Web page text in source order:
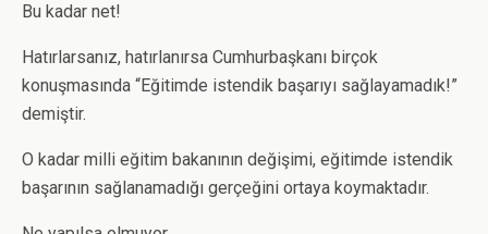
Bu kadar net!
Hatırlarsanız, hatırlanırsa Cumhurbaşkanı birçok
konuşmasında “Eğitimde istendik başarıyı sağlayamadık!”
demiştir.
O kadar milli eğitim bakanının değişimi, eğitimde istendik
başarının sağlanamadığı gerçeğini ortaya koymaktadır.